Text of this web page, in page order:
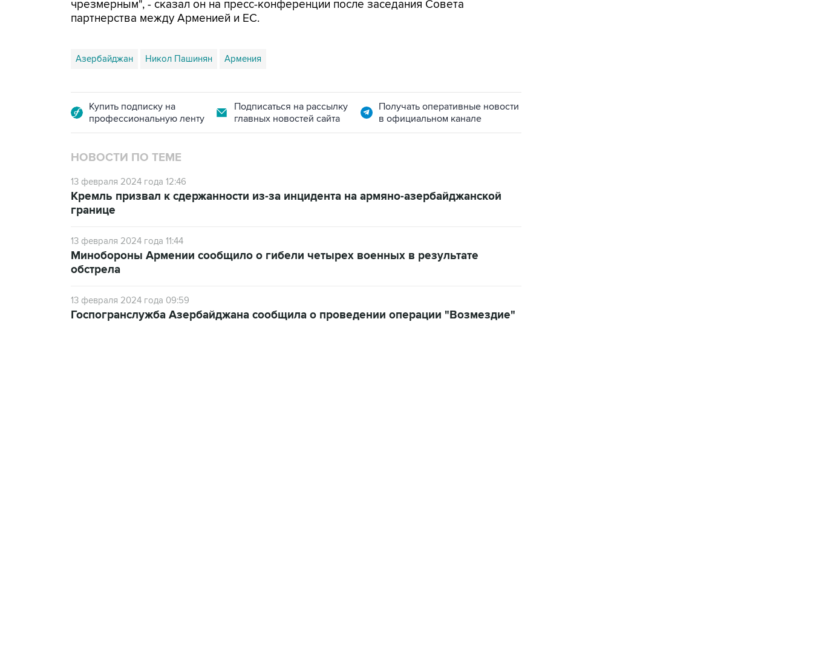
чрезмерным", - сказал он на пресс-конференции после заседания Совета
партнерства между Арменией и ЕС.
Азербайджан Никол Пашинян Армения
Купить подписку на
профессиональную ленту
Подписаться на рассылку
главных новостей сайта
Получать оперативные новости
в официальном канале
НОВОСТИ ПО ТЕМЕ
13 февраля 2024 года 12:46
Кремль призвал к сдержанности из-за инцидента на армяно-азербайджанской
границе
13 февраля 2024 года 11:44
Минобороны Армении сообщило о гибели четырех военных в результате
обстрела
13 февраля 2024 года 09:59
Госпогранслужба Азербайджана сообщила о проведении операции "Возмездие"